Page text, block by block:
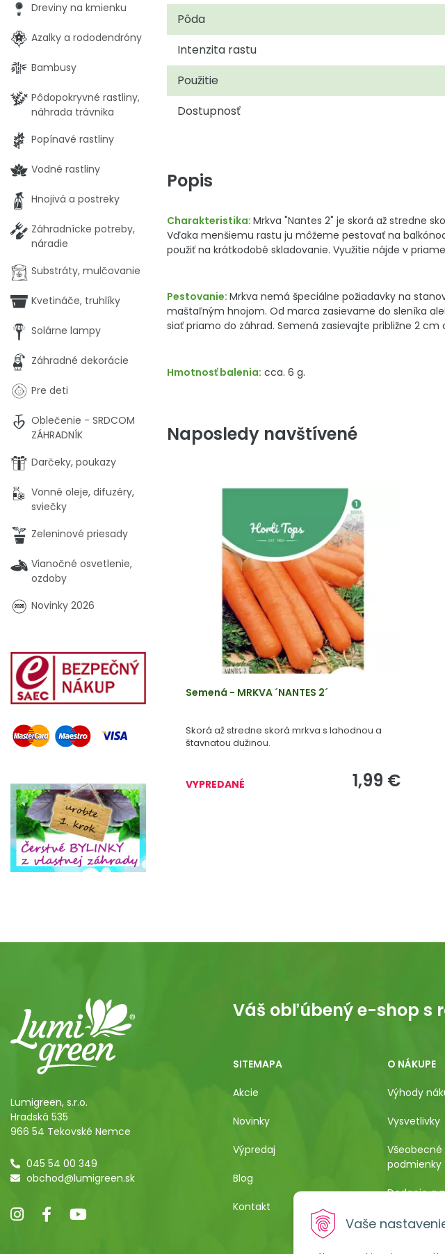
Vaše
Pôda
Intenzita rastu
Použitie
Dostupnosť
Popis
Charakteristika: Mrkva "Nantes 2" je skorá až stredne
Vďaka menšiemu rastu ju môžeme pestovať na
použiť na krátkodobé skladovanie. Využitie nájde v
Pestovanie: Mrkva nemá špeciálne požiadavky na
maštaľným hnojom. Od marca zasievame do sleníka
siať priamo do záhrad. Semená zasievajte približne 2
Hmotnosť balenia: cca. 6 g.
Naposledy navštívené
Semená - MRKVA ´NANTES 2´
Skorá až stredne skorá mrkva s lahodnou a
štavnatou dužinou.
VYPREDANÉ 1,99 €
Dreviny na kmienku
Azalky a rododendróny
Bambusy
Pôdopokryvné rastliny,
náhrada trávnika
Popínavé rastliny
Vodné rastliny
Hnojivá a postreky
Záhradnícke potreby,
náradie
Substráty, mulčovanie
Kvetináče, truhlíky
Solárne lampy
Záhradné dekorácie
Pre deti
Oblečenie - SRDCOM
ZÁHRADNÍK
Darčeky, poukazy
Vonné oleje, difuzéry,
sviečky
Zeleninové priesady
Vianočné osvetlenie,
ozdoby
Novinky 2026
Lumigreen, s.r.o.
Hradská 535
966 54 Tekovské Nemce
045 54 00 349
obchod@lumigreen.sk
Váš obľúbený e-shop s
SITEMAPA
Akcie
Novinky
Výpredaj
Blog
Kontakt
O NÁKUPE
Výhody
Vysvetlivky
podmienky
Dodacie a
Poučenie